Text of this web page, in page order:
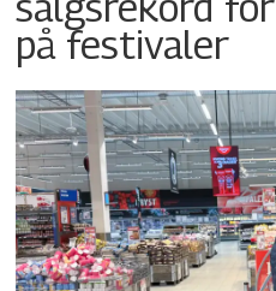
på festivaler